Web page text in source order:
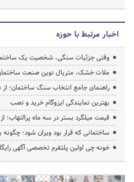
اخبار مرتبط با حوزه
وقتی جزئیات سنگی، شخصیت یک
ملات خشک، متریال نوین صنعت
راهنمای جامع انتخاب سنگ ساختمان؛
بهترین نمایندگی ایزوگام خرید و نصب
قیمت میلگرد بستر در سه ماه پرالتهاب؛ از
ساختمانی که قرار بود ویران شود؛
خونه چی اولین پلتفرم تخصصی آگهی